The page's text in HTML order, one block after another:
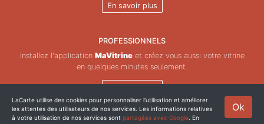
En savoir plus
PROFESSIONNELS
Installez l'application MaVitrineet créez vous aussi votre vitrine
en quelques minutes seulement.
En savoir plus
Copyright © ZeMAP 2026 - Tous droits réservés. Ok
LaCarte utilise des cookies pour personnaliser l'utilisation et améliorer
les attentes des utilisateurs de nos services. Les informations relatives
à votre utilisation de nos services sont partagées avec Google . En